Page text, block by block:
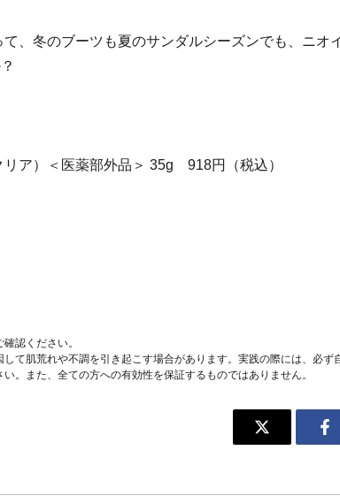
て、冬のブーツも夏のサンダルシーズンでも、ニオ
ア）＜医薬部外品＞ 35g 918円（税込）
認ください。
て肌荒れや不調を引き起こす場合があります。実践の際には、必ず
。また、全ての方への有効性を保証するものではありません。